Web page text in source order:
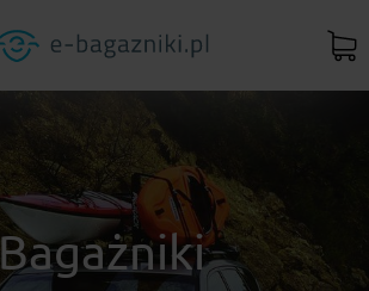
Bagażniki